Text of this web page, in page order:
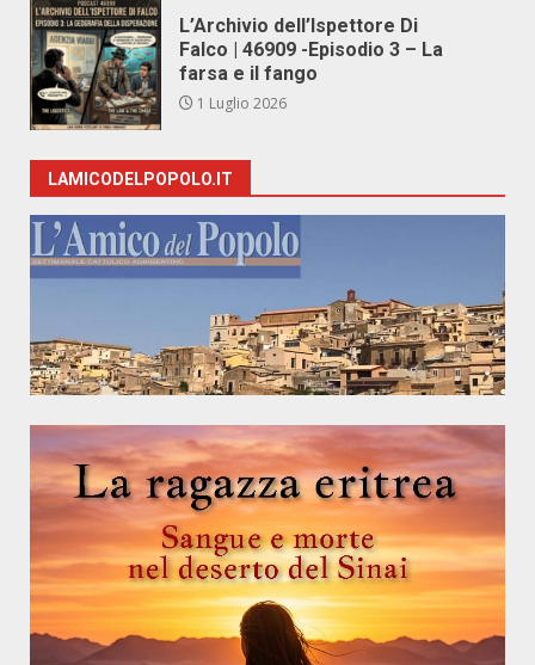
L’Archivio dell’Ispettore Di
Falco | 46909 -Episodio 3 – La
farsa e il fango
1 Luglio 2026
LAMICODELPOPOLO.IT